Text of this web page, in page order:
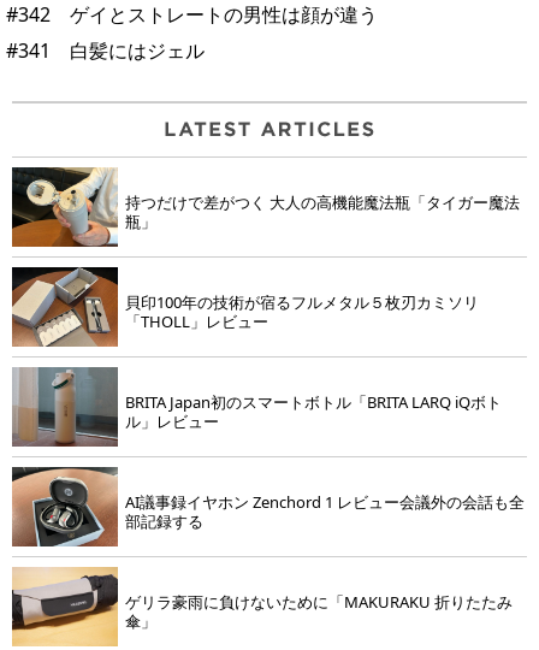
#342 ゲイとストレートの男性は顔が違う
#341 白髪にはジェル
持つだけで差がつく 大人の高機能魔法瓶「タイガー魔法
瓶」
貝印100年の技術が宿るフルメタル５枚刃カミソリ
「THOLL」レビュー
BRITA Japan初のスマートボトル「BRITA LARQ iQボト
ル」レビュー
AI議事録イヤホン Zenchord 1 レビュー会議外の会話も全
部記録する
ゲリラ豪雨に負けないために「MAKURAKU 折りたたみ
傘」